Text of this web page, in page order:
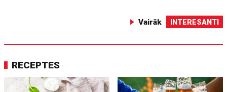
Vairāk INTERESANTI
RECEPTES